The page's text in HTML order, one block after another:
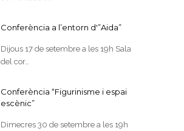
Conferència a l’entorn d'”Aida”
Dijous 17 de setembre a les 19h Sala
del cor…
Conferència “Figurinisme i espai
escènic”
Dimecres 30 de setembre a les 19h